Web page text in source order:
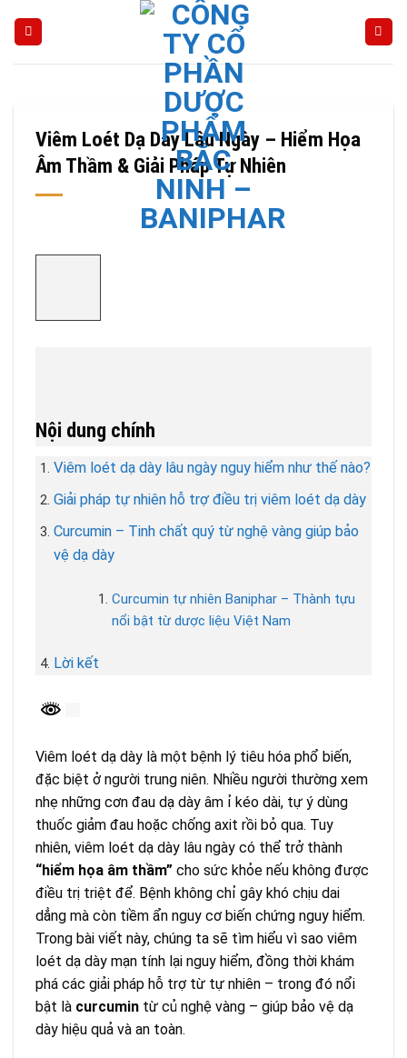
Viêm Loét Dạ Dày Lâu Ngày – Hiểm Họa
Âm Thầm & Giải Pháp Tự Nhiên
Nội dung chính
Viêm loét dạ dày lâu ngày nguy hiểm như thế nào?
Giải pháp tự nhiên hỗ trợ điều trị viêm loét dạ dày
Curcumin – Tinh chất quý từ nghệ vàng giúp bảo
vệ dạ dày
Curcumin tự nhiên Baniphar – Thành tựu
nổi bật từ dược liệu Việt Nam
Lời kết
Viêm loét dạ dày là một bệnh lý tiêu hóa phổ biến,
đặc biệt ở người trung niên. Nhiều người thường xem
nhẹ những cơn đau dạ dày âm ỉ kéo dài, tự ý dùng
thuốc giảm đau hoặc chống axit rồi bỏ qua. Tuy
nhiên, viêm loét dạ dày lâu ngày có thể trở thành
“hiểm họa âm thầm” cho sức khỏe nếu không được
điều trị triệt để. Bệnh không chỉ gây khó chịu dai
dẳng mà còn tiềm ẩn nguy cơ biến chứng nguy hiểm.
Trong bài viết này, chúng ta sẽ tìm hiểu vì sao viêm
loét dạ dày mạn tính lại nguy hiểm, đồng thời khám
phá các giải pháp hỗ trợ từ tự nhiên – trong đó nổi
bật là curcumin từ củ nghệ vàng – giúp bảo vệ dạ
dày hiệu quả và an toàn.